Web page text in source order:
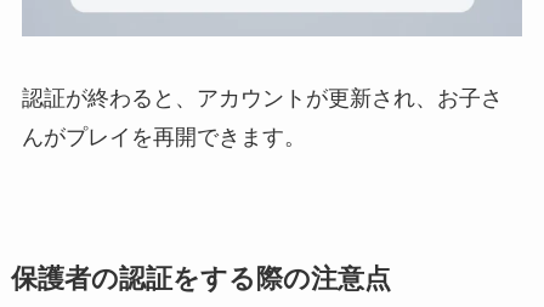
認証が終わると、アカウントが更新され、お子さ
んがプレイを再開できます。
保護者の認証をする際の注意点